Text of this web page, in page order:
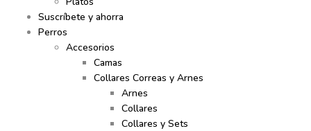
Suscríbete y ahorra
Perros
Accesorios
Camas
Collares Correas y Arnes
Arnes
Collares
Collares y Sets